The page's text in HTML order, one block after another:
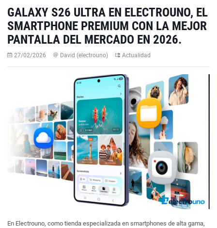
GALAXY S26 ULTRA EN ELECTROUNO, EL
SMARTPHONE PREMIUM CON LA MEJOR
PANTALLA DEL MERCADO EN 2026.
27/02/2026 David (electrouno) Actualidad
En Electrouno, como tienda especializada en smartphones de alta gama,